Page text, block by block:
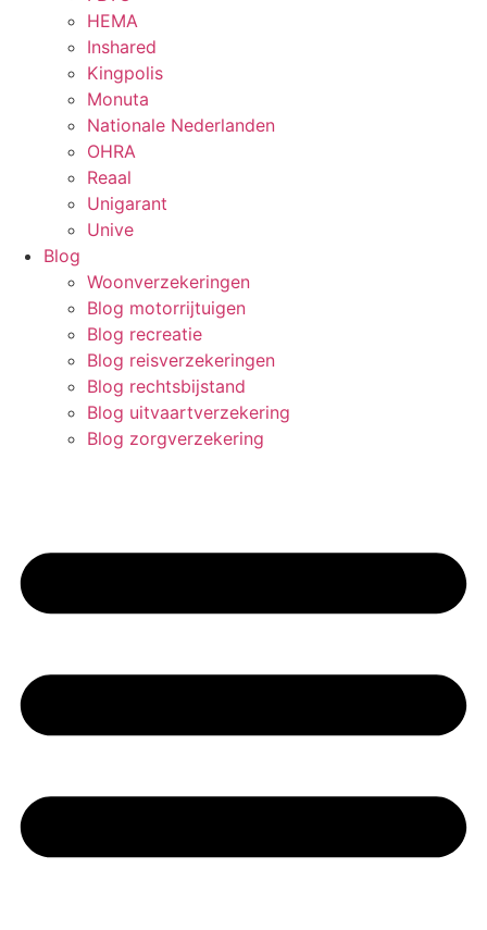
HEMA
Inshared
Kingpolis
Monuta
Nationale Nederlanden
OHRA
Reaal
Unigarant
Unive
Blog
Woonverzekeringen
Blog motorrijtuigen
Blog recreatie
Blog reisverzekeringen
Blog rechtsbijstand
Blog uitvaartverzekering
Blog zorgverzekering